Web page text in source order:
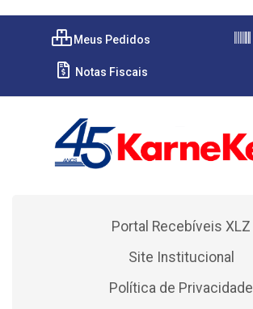
Meus Pedidos
Notas Fiscais
Portal Recebíveis XLZ
Site Institucional
Política de Privacidade